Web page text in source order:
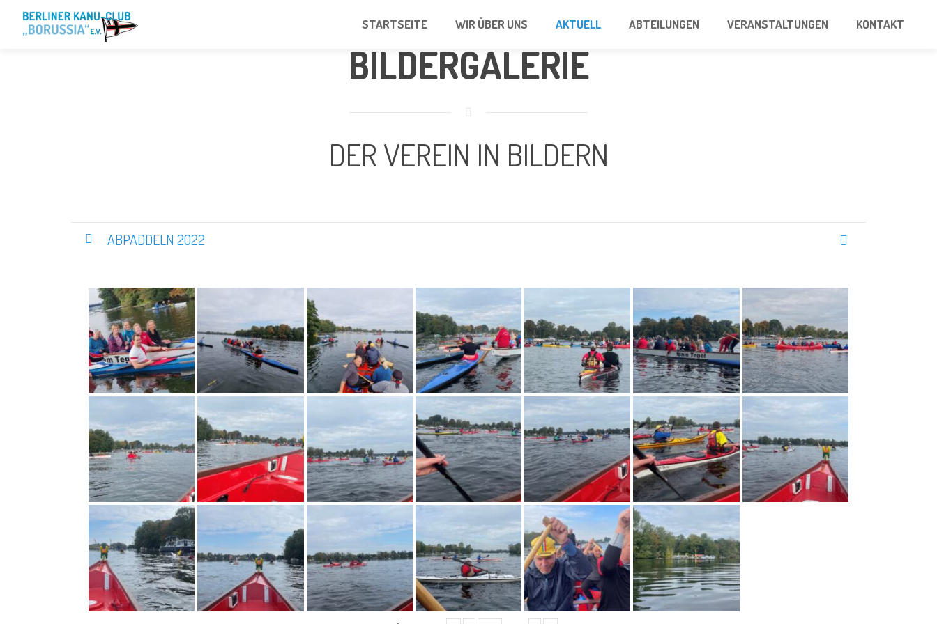
STARTSEITE WIR ÜBER UNS AKTUELL ABTEILUNGEN VERANSTALTUNGEN KONTAKT
BILDERGALERIE
DER VEREIN IN BILDERN
ABPADDELN 2022